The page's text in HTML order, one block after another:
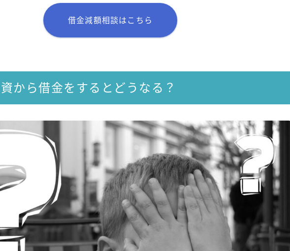
借金減額相談はこちら
から借金をするとどうなる？